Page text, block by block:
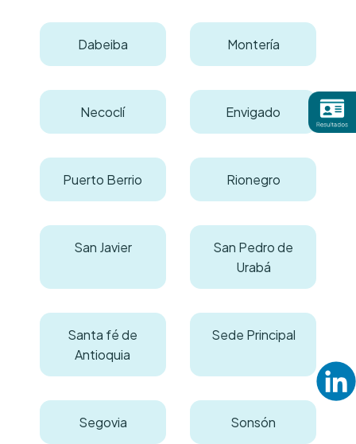
Dabeiba Montería
Necoclí Envigado
Puerto Berrio Rionegro
San Javier
San Pedro de
Urabá
Santa fé de
Antioquia
Sede Principal
Segovia Sonsón